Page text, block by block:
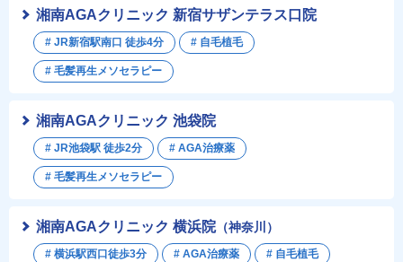
湘南AGAクリニック 新宿サザンテラス口院
# JR新宿駅南口 徒歩4分 # 自毛植毛
# 毛髪再生メソセラピー
湘南AGAクリニック 横浜院（神奈川）
# 横浜駅西口徒歩3分 # AGA治療薬 # 自毛植毛
湘南AGAクリニック 池袋院
# JR池袋駅 徒歩2分 # AGA治療薬
# 毛髪再生メソセラピー